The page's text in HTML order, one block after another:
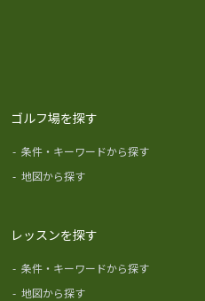
ゴルフ場を探す
- 条件・キーワードから探す
- 地図から探す
レッスンを探す
- 条件・キーワードから探す
- 地図から探す